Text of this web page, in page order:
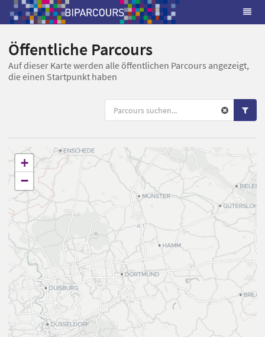
Öffentliche Parcours
Auf dieser Karte werden alle öffentlichen Parcours angezeigt,
die einen Startpunkt haben
+
−